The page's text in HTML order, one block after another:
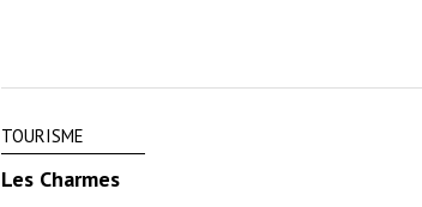
TOURISME
Les Charmes